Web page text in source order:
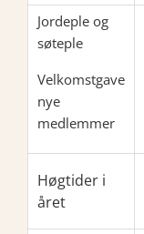
Jordeple og
søteple
Velkomstgave
nye
medlemmer
Høgtider i
året